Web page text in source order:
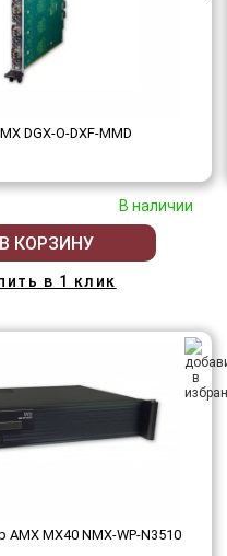
DGX-O-DXF-MMD
В наличии
В КОРЗИНУ
в 1 клик
MX40 NMX-WP-N3510